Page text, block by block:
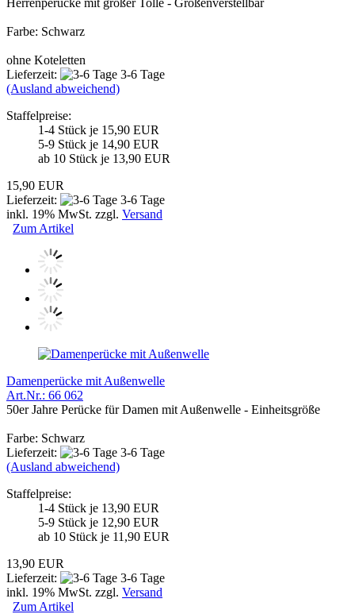
Farbe: Schwarz
ohne Koteletten
Lieferzeit:
3-6 Tage
(Ausland abweichend)
Staffelpreise:
1-4 Stück je 15,90 EUR
5-9 Stück je 14,90 EUR
ab 10 Stück je 13,90 EUR
15,90 EUR
Lieferzeit:
3-6 Tage
inkl. 19% MwSt. zzgl. Versand
Zum Artikel
Damenperücke mit Außenwelle
Art.Nr.: 66 062
50er Jahre Perücke für Damen mit Außenwelle - Einheitsgröße
Farbe: Schwarz
Lieferzeit:
3-6 Tage
(Ausland abweichend)
Staffelpreise:
1-4 Stück je 13,90 EUR
5-9 Stück je 12,90 EUR
ab 10 Stück je 11,90 EUR
13,90 EUR
Lieferzeit:
3-6 Tage
inkl. 19% MwSt. zzgl. Versand
Zum Artikel